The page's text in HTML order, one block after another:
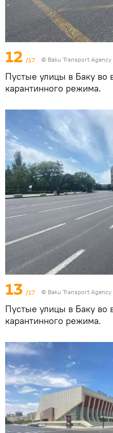
12 /17 © Baku Transport Agency
Пустые улицы в Баку во
карантинного режима.
13 /17 © Baku Transport Agency
Пустые улицы в Баку во
карантинного режима.